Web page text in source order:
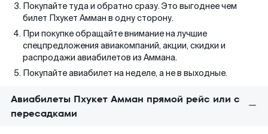
Покупайте туда и обратно сразу. Это выгоднее чем
билет Пхукет Амман в одну сторону.
При покупке обращайте внимание на лучшие
спецпредложения авиакомпаний, акции, скидки и
распродажи авиабилетов из Аммана.
Покупайте авиабилет на неделе, а не в выходные.
Авиабилеты Пхукет Амман прямой рейс или с
пересадками